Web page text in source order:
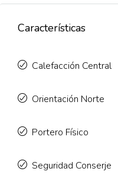
Características
Calefacción Central
Orientación Norte
Portero Físico
Seguridad Conserje